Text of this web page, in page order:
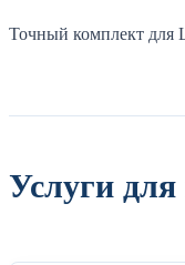
Точный комплект для
Услуги